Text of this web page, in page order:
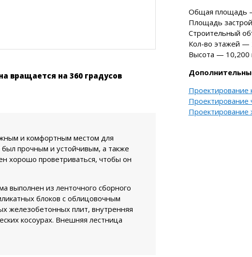
вращается на 360 градусов
и комфортным местом для
прочным и устойчивым, а также
хорошо проветриваться, чтобы он
выполнен из ленточного сборного
блоков с облицовочным
железобетонных плит, внутренняя
косоурах. Внешняя лестница
Общая площадь
Площадь
Строительный
Кол-во этажей —
Высота — 10,200
Проектирование
Проектирование